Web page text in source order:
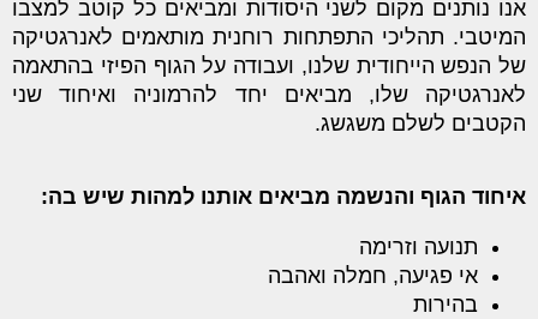
אנו נותנים מקום לשני היסודות ומביאים כל קוטב למצבו
המיטבי. תהליכי התפתחות רוחנית מותאמים לאנרגטיקה
של הנפש הייחודית שלנו, ועבודה על הגוף הפיזי בהתאמה
לאנרגטיקה שלו, מביאים יחד להרמוניה ואיחוד שני
הקטבים לשלם משגשג.
איחוד הגוף והנשמה מביאים אותנו למהות שיש בה:
תנועה וזרימה
אי פגיעה, חמלה ואהבה
בהירות